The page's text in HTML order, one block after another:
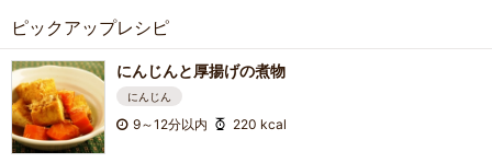
ピックアップレシピ
にんじんと厚揚げの煮物
にんじん
9～12分以内 220 kcal